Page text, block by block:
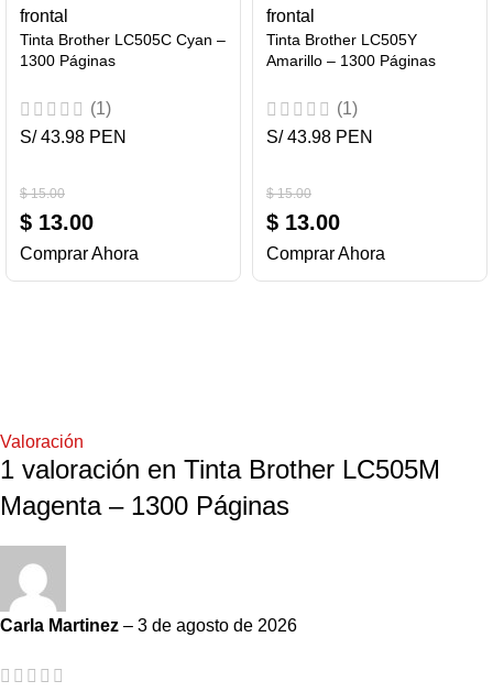
Tinta Brother LC505C Cyan –
1300 Páginas
(1)
$15.00
$ 13.00
S/ 43.98 PEN
Comprar Ahora
Tinta Brother LC505Y
Amarillo – 1300 Páginas
(1)
$15.00
$ 13.00
S/ 43.98 PEN
Comprar Ahora
Valoración
1 valoración en Tinta Brother LC505M
Magenta – 1300 Páginas
Carla Martinez – 3 de agosto de 2026